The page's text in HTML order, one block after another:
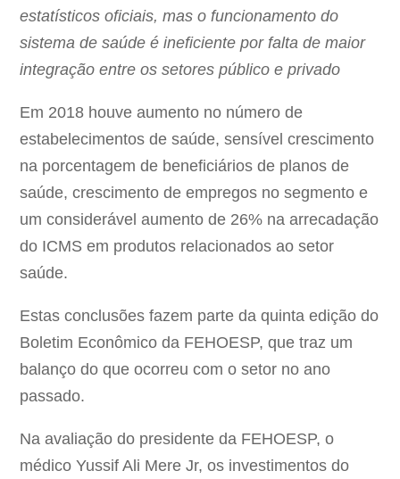
estatísticos oficiais, mas o funcionamento do
sistema de saúde é ineficiente por falta de maior
integração entre os setores público e privado
Em 2018 houve aumento no número de
estabelecimentos de saúde, sensível crescimento
na porcentagem de beneficiários de planos de
saúde, crescimento de empregos no segmento e
um considerável aumento de 26% na arrecadação
do ICMS em produtos relacionados ao setor
saúde.
Estas conclusões fazem parte da quinta edição do
Boletim Econômico da FEHOESP, que traz um
balanço do que ocorreu com o setor no ano
passado.
Na avaliação do presidente da FEHOESP, o
médico Yussif Ali Mere Jr, os investimentos do